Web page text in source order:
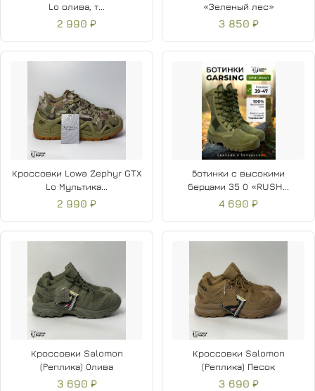
Lo олива, т...
2 990 ₽
«Зеленый лес»
3 850 ₽
Кроссовки Lowa Zephyr GTX
Lo Мультика...
2 990 ₽
Ботинки с высокими
берцами 35 О «RUSH...
4 690 ₽
Кроссовки Salomon
(Реплика) Олива
3 690 ₽
Кроссовки Salomon
(Реплика) Песок
3 690 ₽